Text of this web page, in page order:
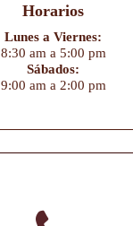
Horarios
Lunes a Viernes:
8:30 am a 5:00 pm
Sábados:
9:00 am a 2:00 pm